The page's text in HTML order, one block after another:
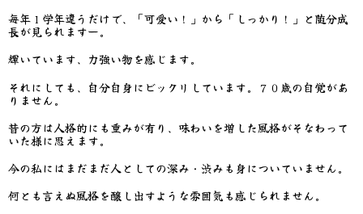
毎年１学年違うだけで、「可愛い！」から「しっかり！」と随分成
長が見られますー。
輝いています、力強い物を感じます。
それにしても、自分自身にビックリしています。７０歳の自覚があ
りません。
昔の方は人格的にも重みが有り、味わいを増した風格がそなわって
いた様に思えます。
今の私にはまだまだ人としての深み・渋みも身についていません。
何とも言えぬ風格を醸し出すような雰囲気も感じられません。